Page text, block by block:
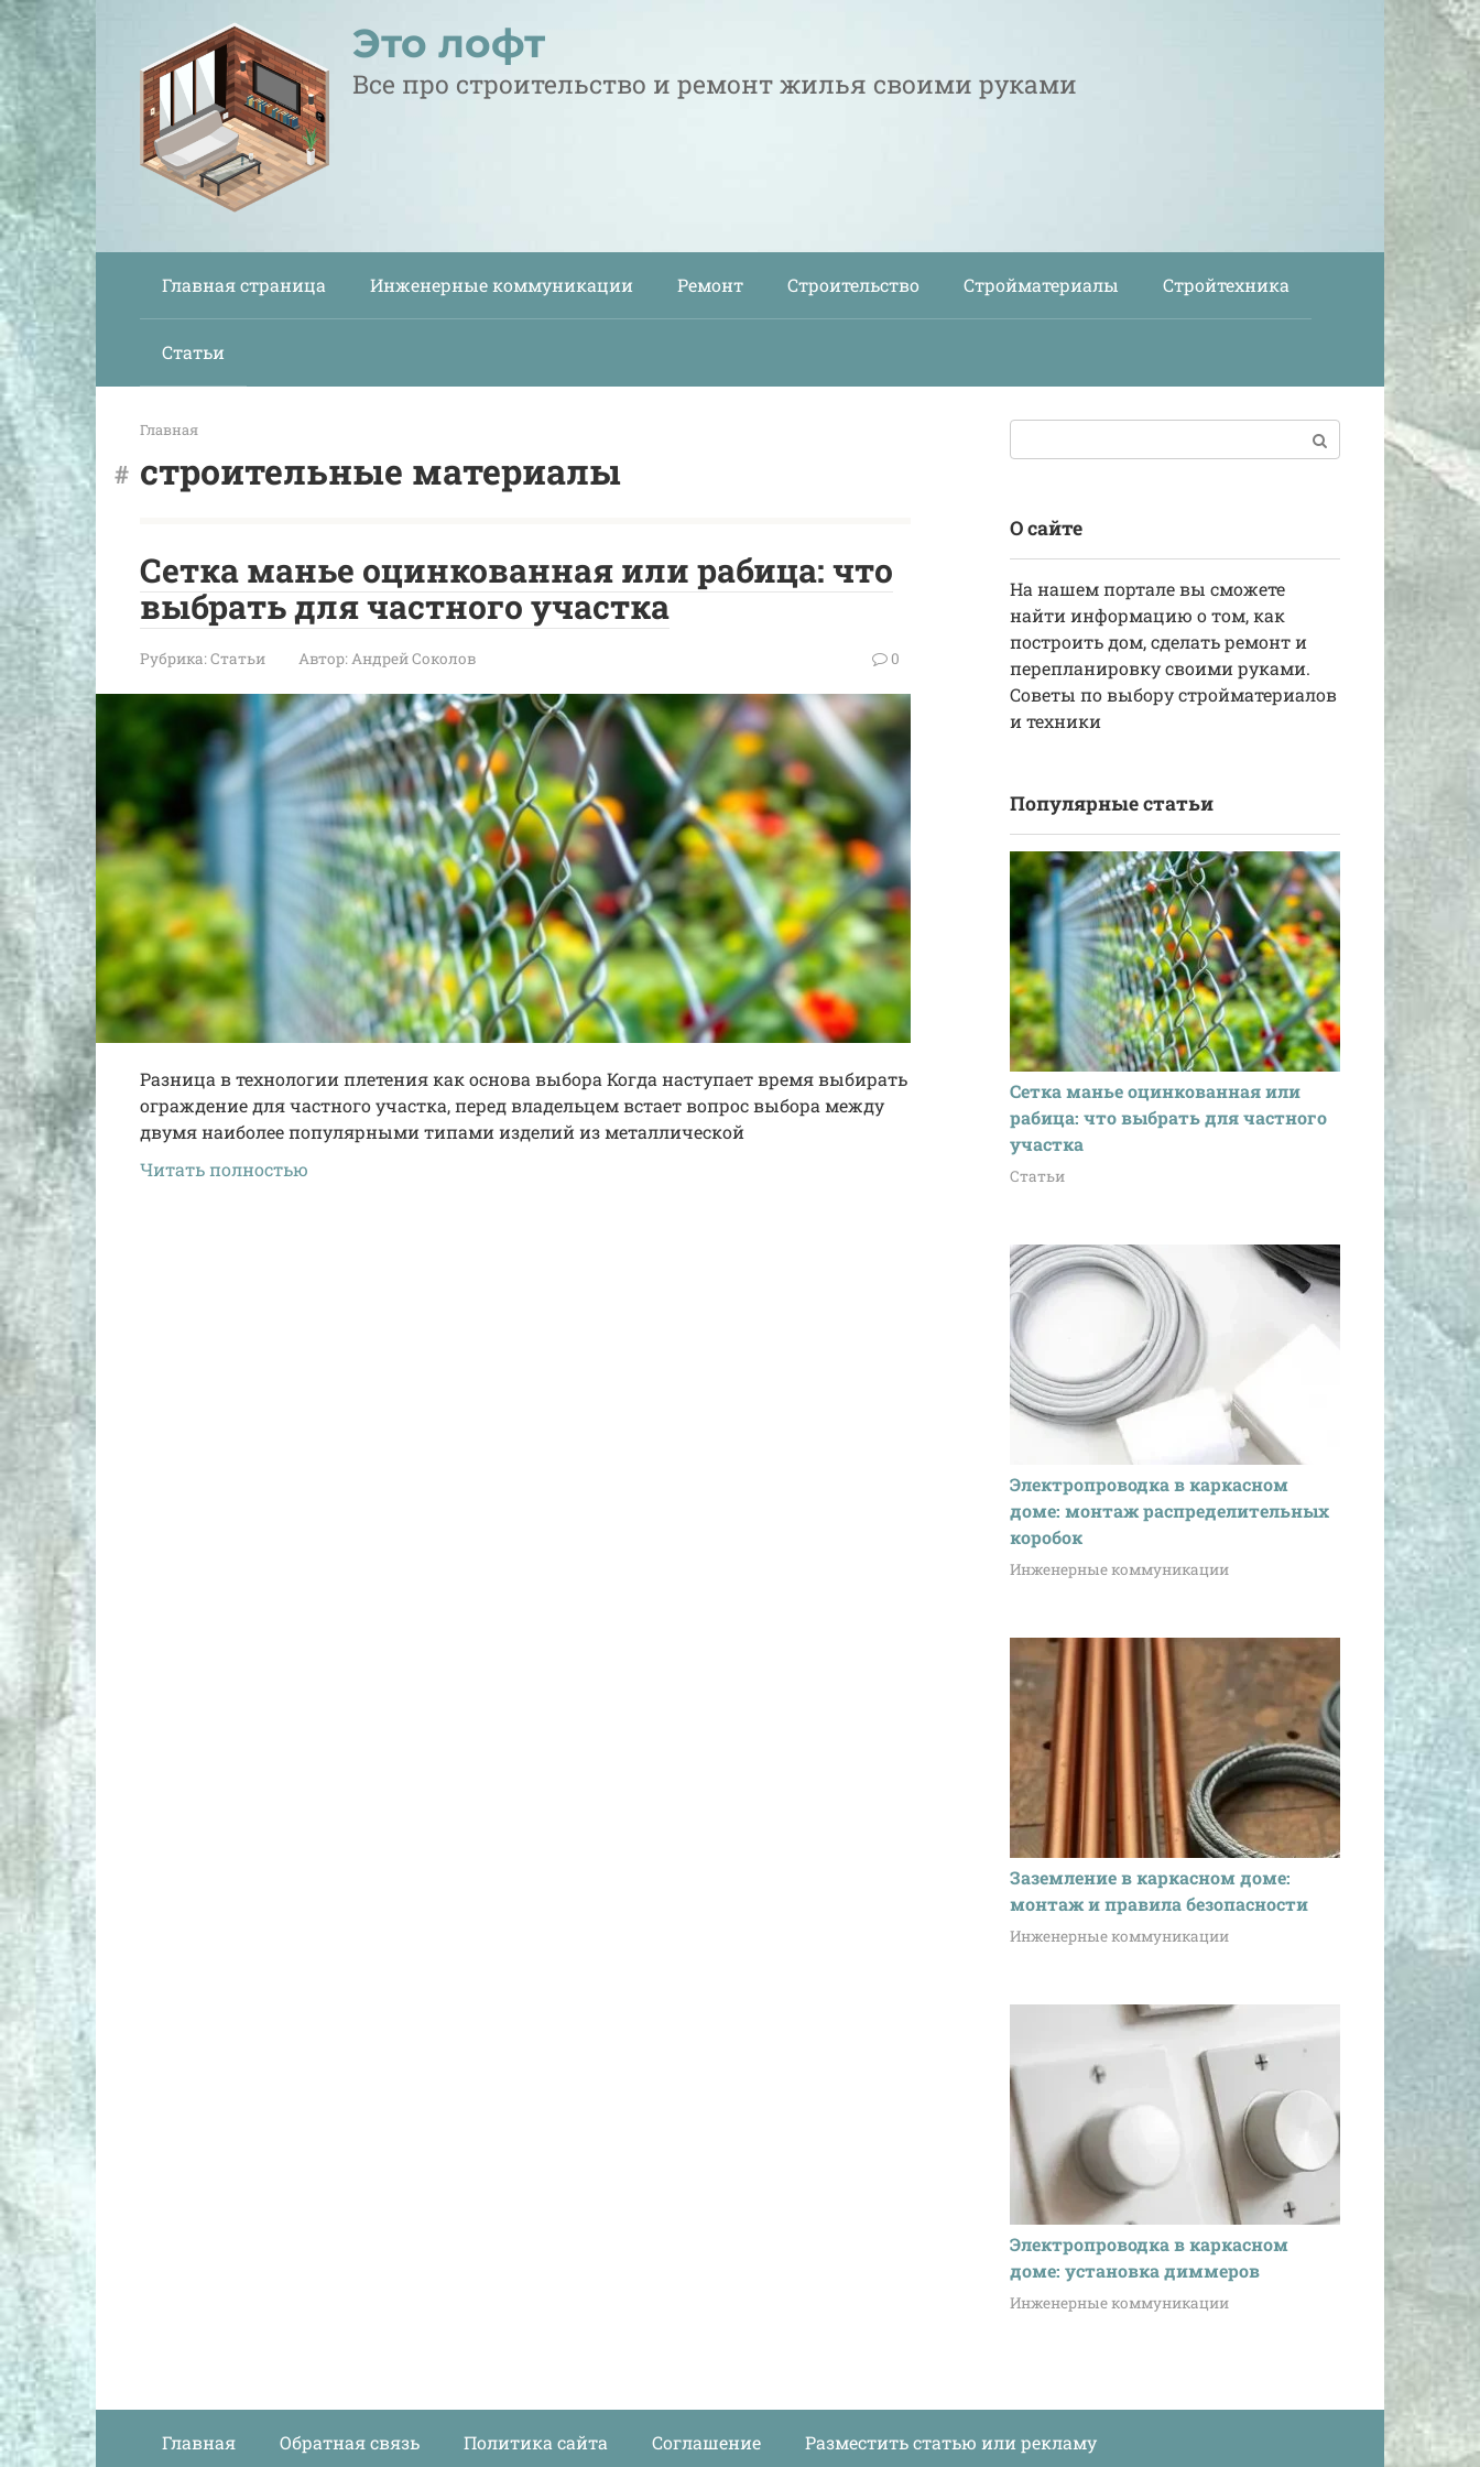
Перейти
к
контенту
Это лофт
Все про строительство и ремонт жилья своими руками
Главная страница Инженерные коммуникации Ремонт Строительство Стройматериалы Стройтехника
Статьи
Главная
строительные материалы
Сетка манье оцинкованная или рабица: что
выбрать для частного участка
Рубрика:Статьи Автор:Андрей Соколов 0
Разница в технологии плетения как основа выбора Когда наступает время выбирать
ограждение для частного участка, перед владельцем встает вопрос выбора между
двумя наиболее популярными типами изделий из металлической
Читать полностью
О сайте
На нашем портале вы сможете
найти информацию о том, как
построить дом, сделать ремонт и
перепланировку своими руками.
Советы по выбору стройматериалов
и техники
Популярные статьи
Сетка манье оцинкованная или
рабица: что выбрать для частного
участка
Статьи
Электропроводка в каркасном
доме: монтаж распределительных
коробок
Инженерные коммуникации
Заземление в каркасном доме:
монтаж и правила безопасности
Инженерные коммуникации
Электропроводка в каркасном
доме: установка диммеров
Инженерные коммуникации
Главная Обратная связь Политика сайта Соглашение Разместить статью или рекламу